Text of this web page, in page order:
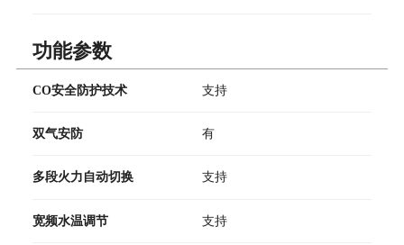
功能参数
CO安全防护技术 支持
双气安防 有
多段火力自动切换 支持
宽频水温调节 支持